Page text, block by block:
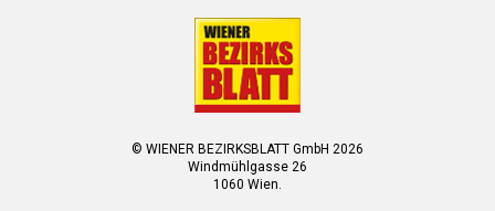
© WIENER BEZIRKSBLATT GmbH 2026
Windmühlgasse 26
1060 Wien.